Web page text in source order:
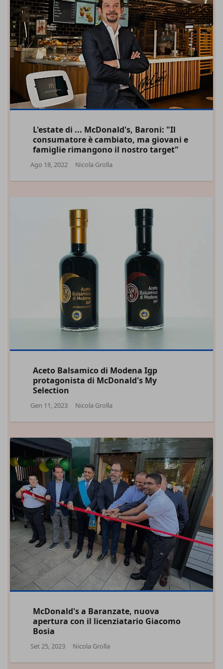
L'estate di ... McDonald's, Baroni: "Il
consumatore è cambiato, ma giovani e
famiglie rimangono il nostro target"
Ago 18, 2022 Nicola Grolla
Aceto Balsamico di Modena Igp
protagonista di McDonald's My
Selection
Gen 11, 2023 Nicola Grolla
McDonald's a Baranzate, nuova
apertura con il licenziatario Giacomo
Bosia
Set 25, 2023 Nicola Grolla